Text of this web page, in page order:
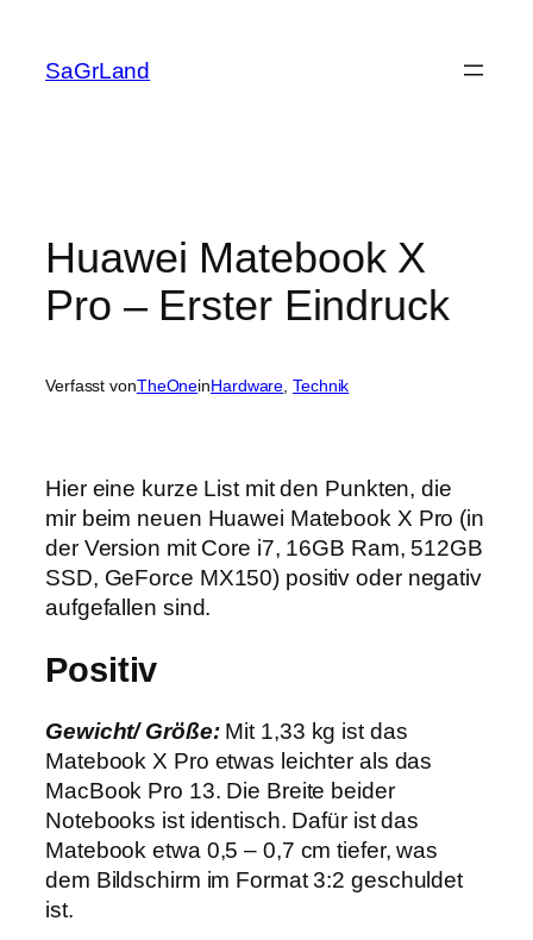
springen
SaGrLand
Huawei Matebook X
Pro – Erster Eindruck
Verfasst vonTheOneinHardware , Technik
Hier eine kurze List mit den Punkten, die
mir beim neuen Huawei Matebook X Pro (in
der Version mit Core i7, 16GB Ram, 512GB
SSD, GeForce MX150) positiv oder negativ
aufgefallen sind.
Positiv
Gewicht/ Größe:Mit 1,33 kg ist das
Matebook X Pro etwas leichter als das
MacBook Pro 13. Die Breite beider
Notebooks ist identisch. Dafür ist das
Matebook etwa 0,5 – 0,7 cm tiefer, was
dem Bildschirm im Format 3:2 geschuldet
ist.